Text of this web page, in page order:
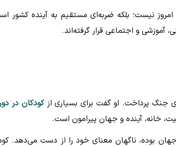
نیست؛ بلکه ضربه‌ای مستقیم به آینده کشور
آموزشی و اجتماعی قرار گرفته‌اند.
جنگ پرداخت. او گفت برای بسیاری ازکودکان در
خانه، آینده و جهان پیرامون است.
بوده، ناگهان معنای خود را از دست می‌دهد.